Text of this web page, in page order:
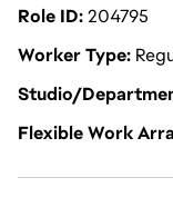
Role ID204795
Worker Type
Studio/
Flexible Work